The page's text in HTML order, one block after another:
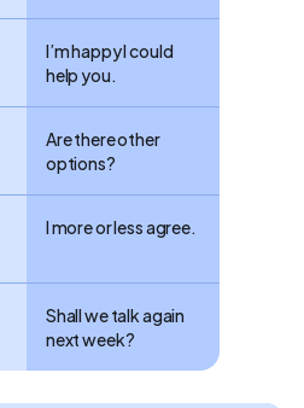
I’m happy I could
help you.
Are there other
options?
I more or less agree.
Shall we talk again
next week?